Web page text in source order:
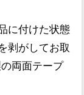
に付けた状態
剥がしてお取
両面テープ